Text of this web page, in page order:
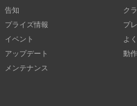
告知
プライズ情報
イベント
アップデート
メンテナンス
ク
プ
よ
動